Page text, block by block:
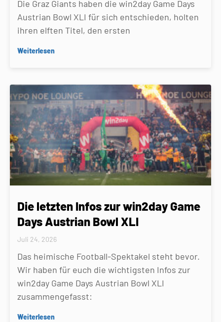
Die Graz Giants haben die win2day Game Days
Austrian Bowl XLI für sich entschieden, holten
ihren elften Titel, den ersten
Weiterlesen
Die letzten Infos zur win2day Game
Days Austrian Bowl XLI
Juli 24, 2026
Das heimische Football-Spektakel steht bevor.
Wir haben für euch die wichtigsten Infos zur
win2day Game Days Austrian Bowl XLI
zusammengefasst:
Weiterlesen